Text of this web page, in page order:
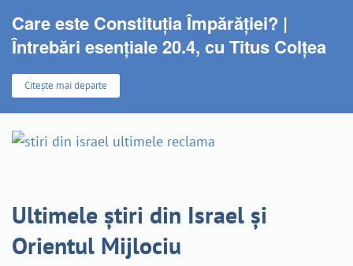
Care este Constituția Împărăției? |
Întrebări esențiale 20.4, cu Titus Colțea
Citește mai departe
Ultimele știri din Israel și
Orientul Mijlociu